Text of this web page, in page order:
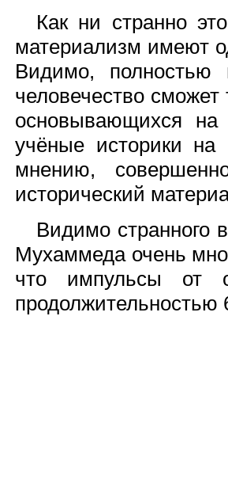
Как ни странно
материализм имеют
Видимо, полностью
человечество
основывающихся
учёные историки на
мнению,
исторический
Видимо странного
Мухаммеда очень
что импульсы от
продолжительностью